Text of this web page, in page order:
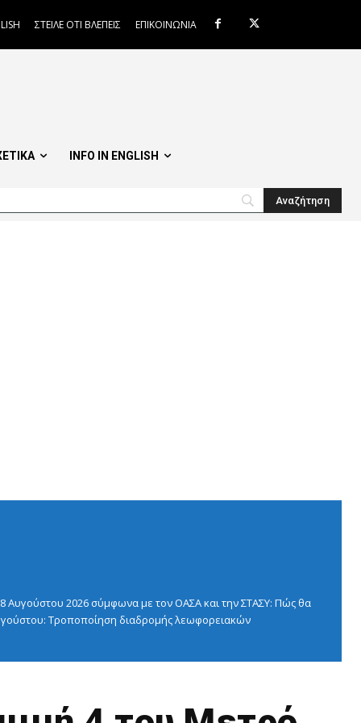
ΣΤΕΙΛΕ ΟΤΙ ΒΛΕΠΕΙΣ ΕΠΙΚΟΙΝΩΝΙΑ
INFO IN ENGLISH
2026 σύμφωνα με τον ΟΑΣΑ και την ΣΤΑΣΥ: Πώς θα
Τροποποίηση διαδρομής λεωφορειακών